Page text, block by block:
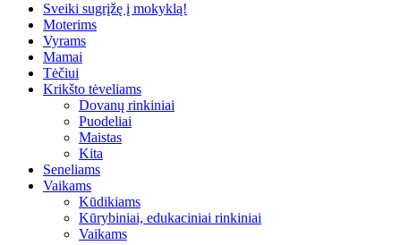
Sveiki sugrįžę į mokyklą!
Moterims
Vyrams
Mamai
Tėčiui
Krikšto tėveliams
Dovanų rinkiniai
Puodeliai
Maistas
Kita
Seneliams
Vaikams
Kūdikiams
Kūrybiniai, edukaciniai rinkiniai
Vaikams